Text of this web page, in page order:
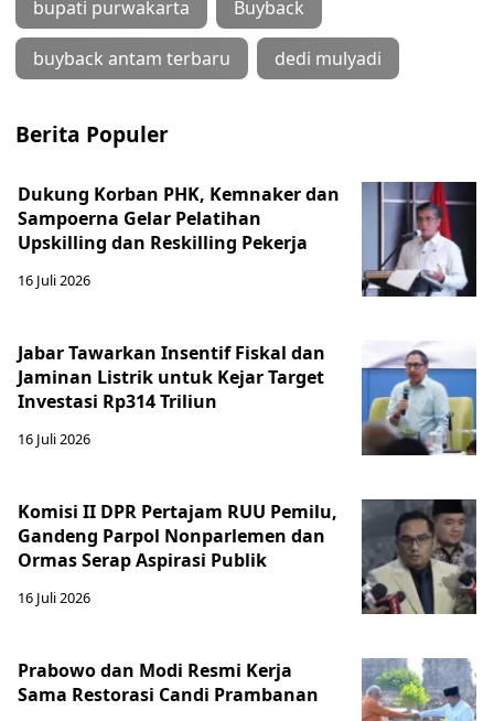
bupati purwakarta Buyback
buyback antam terbaru dedi mulyadi
Berita Populer
Dukung Korban PHK, Kemnaker dan
Sampoerna Gelar Pelatihan
Upskilling dan Reskilling Pekerja
16 Juli 2026
Jabar Tawarkan Insentif Fiskal dan
Jaminan Listrik untuk Kejar Target
Investasi Rp314 Triliun
16 Juli 2026
Komisi II DPR Pertajam RUU Pemilu,
Gandeng Parpol Nonparlemen dan
Ormas Serap Aspirasi Publik
16 Juli 2026
Prabowo dan Modi Resmi Kerja
Sama Restorasi Candi Prambanan